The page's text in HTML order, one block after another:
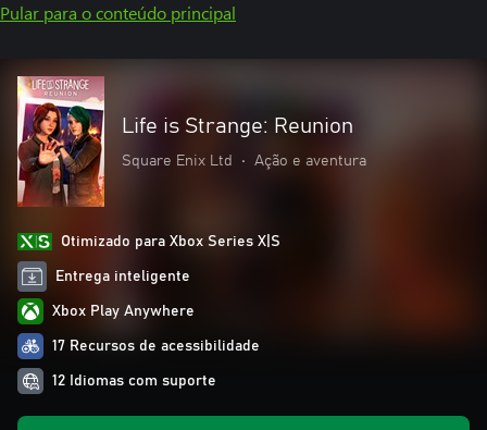
Pular para o conteúdo principal
Life is Strange: Reunion
Square Enix Ltd • Ação e aventura
Otimizado para Xbox Series X|S
Entrega inteligente
Xbox Play Anywhere
17 Recursos de acessibilidade
12 Idiomas com suporte